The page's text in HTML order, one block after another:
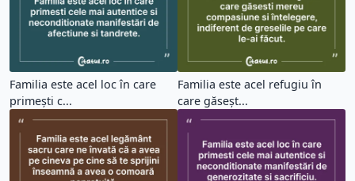
Familia este acel loc în care
primești c...
Familia este acel refugiu în
care găseșt...